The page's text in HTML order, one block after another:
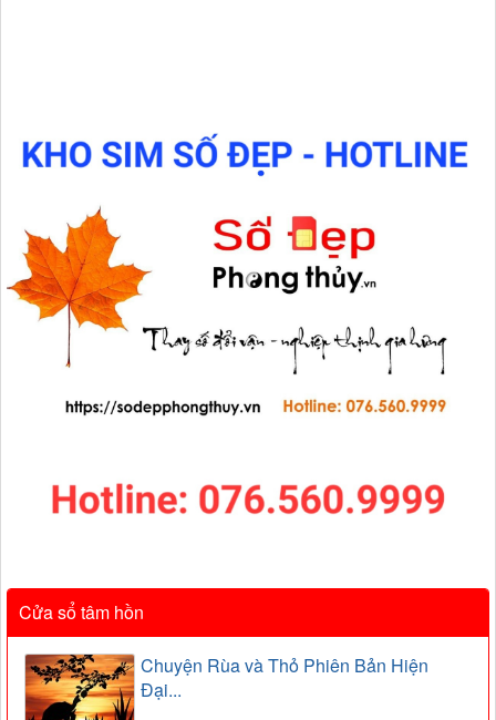
Cửa sổ tâm hồn
Chuyện Rùa và Thỏ Phiên Bản Hiện
Đại...